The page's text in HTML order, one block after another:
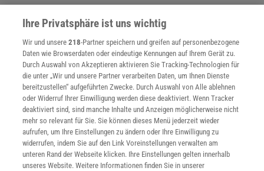
Für Sie im Spektrum-Shop und am Kiosk:
WEITERE NEUERSCHEINUNGEN SPEKTRUM SHOP
Ihre Privatsphäre ist uns wichtig
Wir und unsere218-Partner speichern und greifen auf personenbezogene
Daten wie Browserdaten oder eindeutige Kennungen auf Ihrem Gerät zu.
Durch Auswahl von Akzeptieren aktivieren Sie Tracking-Technologien für
die unter „Wir und unsere Partner verarbeiten Daten, um Ihnen Dienste
bereitzustellen“ aufgeführten Zwecke. Durch Auswahl von Alle ablehnen
oder Widerruf Ihrer Einwilligung werden diese deaktiviert. Wenn Tracker
deaktiviert sind, sind manche Inhalte und Anzeigen möglicherweise nicht
mehr so relevant für Sie. Sie können dieses Menü jederzeit wieder
aufrufen, um Ihre Einstellungen zu ändern oder Ihre Einwilligung zu
widerrufen, indem Sie auf den Link Voreinstellungen verwalten am
unteren Rand der Webseite klicken. Ihre Einstellungen gelten innerhalb
unseres Website. Weitere Informationen finden Sie in unserer